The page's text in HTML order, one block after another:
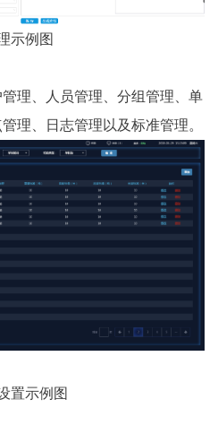
示例图
理、人员管理、分组管理、单
理、日志管理以及标准管理。
置示例图